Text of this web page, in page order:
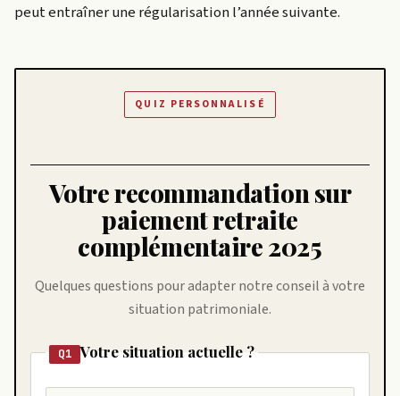
peut entraîner une régularisation l’année suivante.
QUIZ PERSONNALISÉ
Votre recommandation sur
paiement retraite
complémentaire 2025
Quelques questions pour adapter notre conseil à votre
situation patrimoniale.
Q1 Votre situation actuelle ?